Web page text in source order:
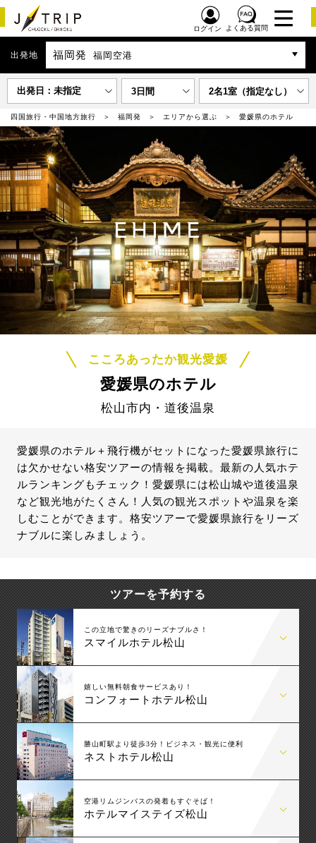
ログイン よくある質問
出発地 福岡発 福岡空港
出発日：未指定 3日間 2名1室（指定なし）
四国旅行・中国地方旅行 福岡発 エリアから選ぶ 愛媛県のホテル
EHIME
こころあったか観光愛媛
愛媛県のホテル
松山市内・道後温泉
愛媛県のホテル＋飛行機がセットになった愛媛県旅行に
は欠かせない格安ツアーの情報を掲載。最新の人気ホテ
ルランキングもチェック！愛媛県には松山城や道後温泉
など観光地がたくさん！人気の観光スポットや温泉を楽
しむことができます。格安ツアーで愛媛県旅行をリーズ
ナブルに楽しみましょう。
ツアーを予約する
この立地で驚きのリーズナブルさ！
スマイルホテル松山
嬉しい無料朝食サービスあり！
コンフォートホテル松山
勝山町駅より徒歩3分！ビジネス・観光に便利
ネストホテル松山
空港リムジンバスの発着もすぐそば！
ホテルマイステイズ松山